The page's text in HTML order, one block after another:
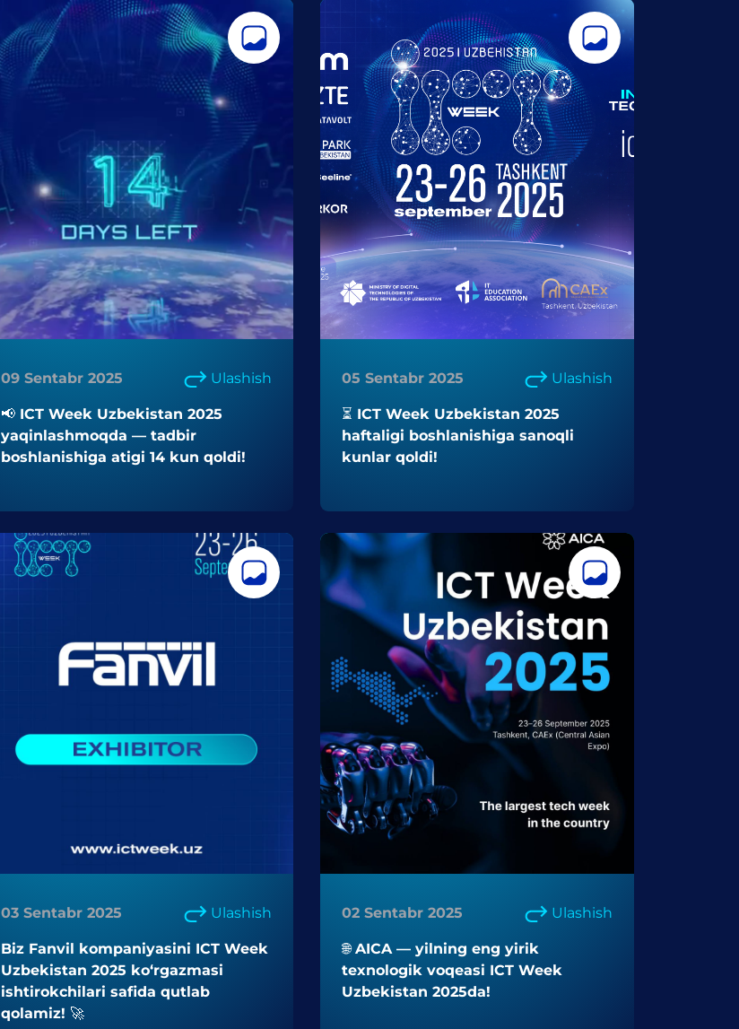
09 Sentabr 2025 Ulashish
📢 ICT Week Uzbekistan 2025
yaqinlashmoqda — tadbir
boshlanishiga atigi 14 kun qoldi!
05 Sentabr 2025 Ulashish
⏳ ICT Week Uzbekistan 2025
haftaligi boshlanishiga sanoqli
kunlar qoldi!
03 Sentabr 2025 Ulashish
Biz Fanvil kompaniyasini ICT Week
Uzbekistan 2025 ko‘rgazmasi
ishtirokchilari safida qutlab
qolamiz! 🚀
02 Sentabr 2025 Ulashish
🌐 AICA — yilning eng yirik
texnologik voqeasi ICT Week
Uzbekistan 2025da!